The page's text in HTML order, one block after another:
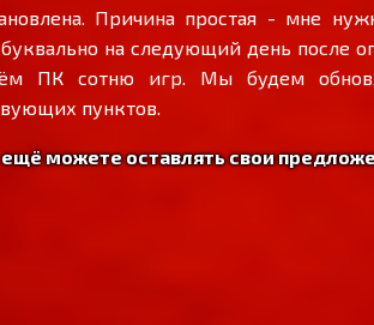
Причина простая - мне
на следующий день после
ПК сотню игр. Мы будем
пунктов.
можете оставлять свои